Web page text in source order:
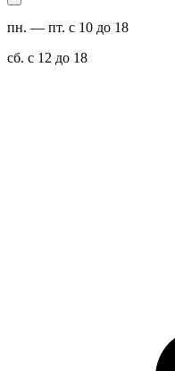
пн. — пт. с 10 до 18
сб. с 12 до 18